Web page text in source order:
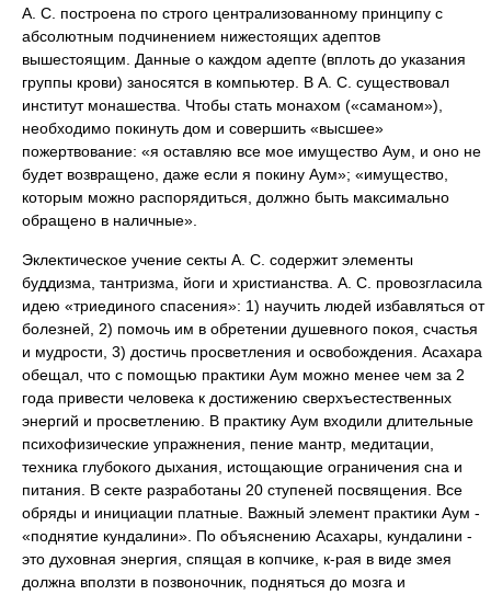
А. С. построена по строго централизованному принципу с
абсолютным подчинением нижестоящих адептов
вышестоящим. Данные о каждом адепте (вплоть до указания
группы крови) заносятся в компьютер. В А. С. существовал
институт монашества. Чтобы стать монахом («саманом»),
необходимо покинуть дом и совершить «высшее»
пожертвование: «я оставляю все мое имущество Аум, и оно не
будет возвращено, даже если я покину Аум»; «имущество,
которым можно распорядиться, должно быть максимально
обращено в наличные».
Эклектическое учение секты А. С. содержит элементы
буддизма, тантризма, йоги и христианства. А. С. провозгласила
идею «триединого спасения»: 1) научить людей избавляться от
болезней, 2) помочь им в обретении душевного покоя, счастья
и мудрости, 3) достичь просветления и освобождения. Асахара
обещал, что с помощью практики Аум можно менее чем за 2
года привести человека к достижению сверхъестественных
энергий и просветлению. В практику Аум входили длительные
психофизические упражнения, пение мантр, медитации,
техника глубокого дыхания, истощающие ограничения сна и
питания. В секте разработаны 20 ступеней посвящения. Все
обряды и инициации платные. Важный элемент практики Аум -
«поднятие кундалини». По объяснению Асахары, кундалини -
это духовная энергия, спящая в копчике, к-рая в виде змея
должна вползти в позвоночник, подняться до мозга и